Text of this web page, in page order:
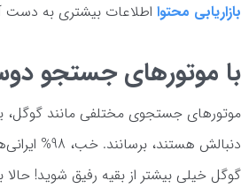
بازاریابی محتوا اطلاعات بیشتری به دست
با موتورهای جستجو
موتورهای جستجوی مختلفی مانند گوگل،
دنبالش
گوگل خیلی بیشتر از بقیه رفیق شوید!